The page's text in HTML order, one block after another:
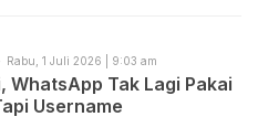
Rabu, 1 Juli 2026 | 9:03 am
WhatsApp Tak Lagi Pakai
Username